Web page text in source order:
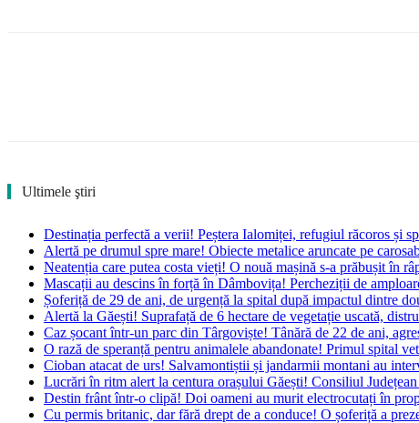
Ultimele ştiri
Destinația perfectă a verii! Peștera Ialomiței, refugiul răcoros și
Alertă pe drumul spre mare! Obiecte metalice aruncate pe
Neatenția care putea costa vieți! O nouă mașină s-a prăbușit în
Mascații au descins în forță în Dâmbovița! Percheziții de
Șoferiță de 29 de ani, de urgență la spital după impactul dintre
Alertă la Găești! Suprafață de 6 hectare de vegetație uscată,
Caz șocant într-un parc din Târgoviște! Tânără de 22 de ani,
O rază de speranță pentru animalele abandonate! Primul spital
Cioban atacat de urs! Salvamontiștii și jandarmii montani au
Lucrări în ritm alert la centura orașului Găești! Consiliul
Destin frânt într-o clipă! Doi oameni au murit electrocutați în
Cu permis britanic, dar fără drept de a conduce! O șoferiță a